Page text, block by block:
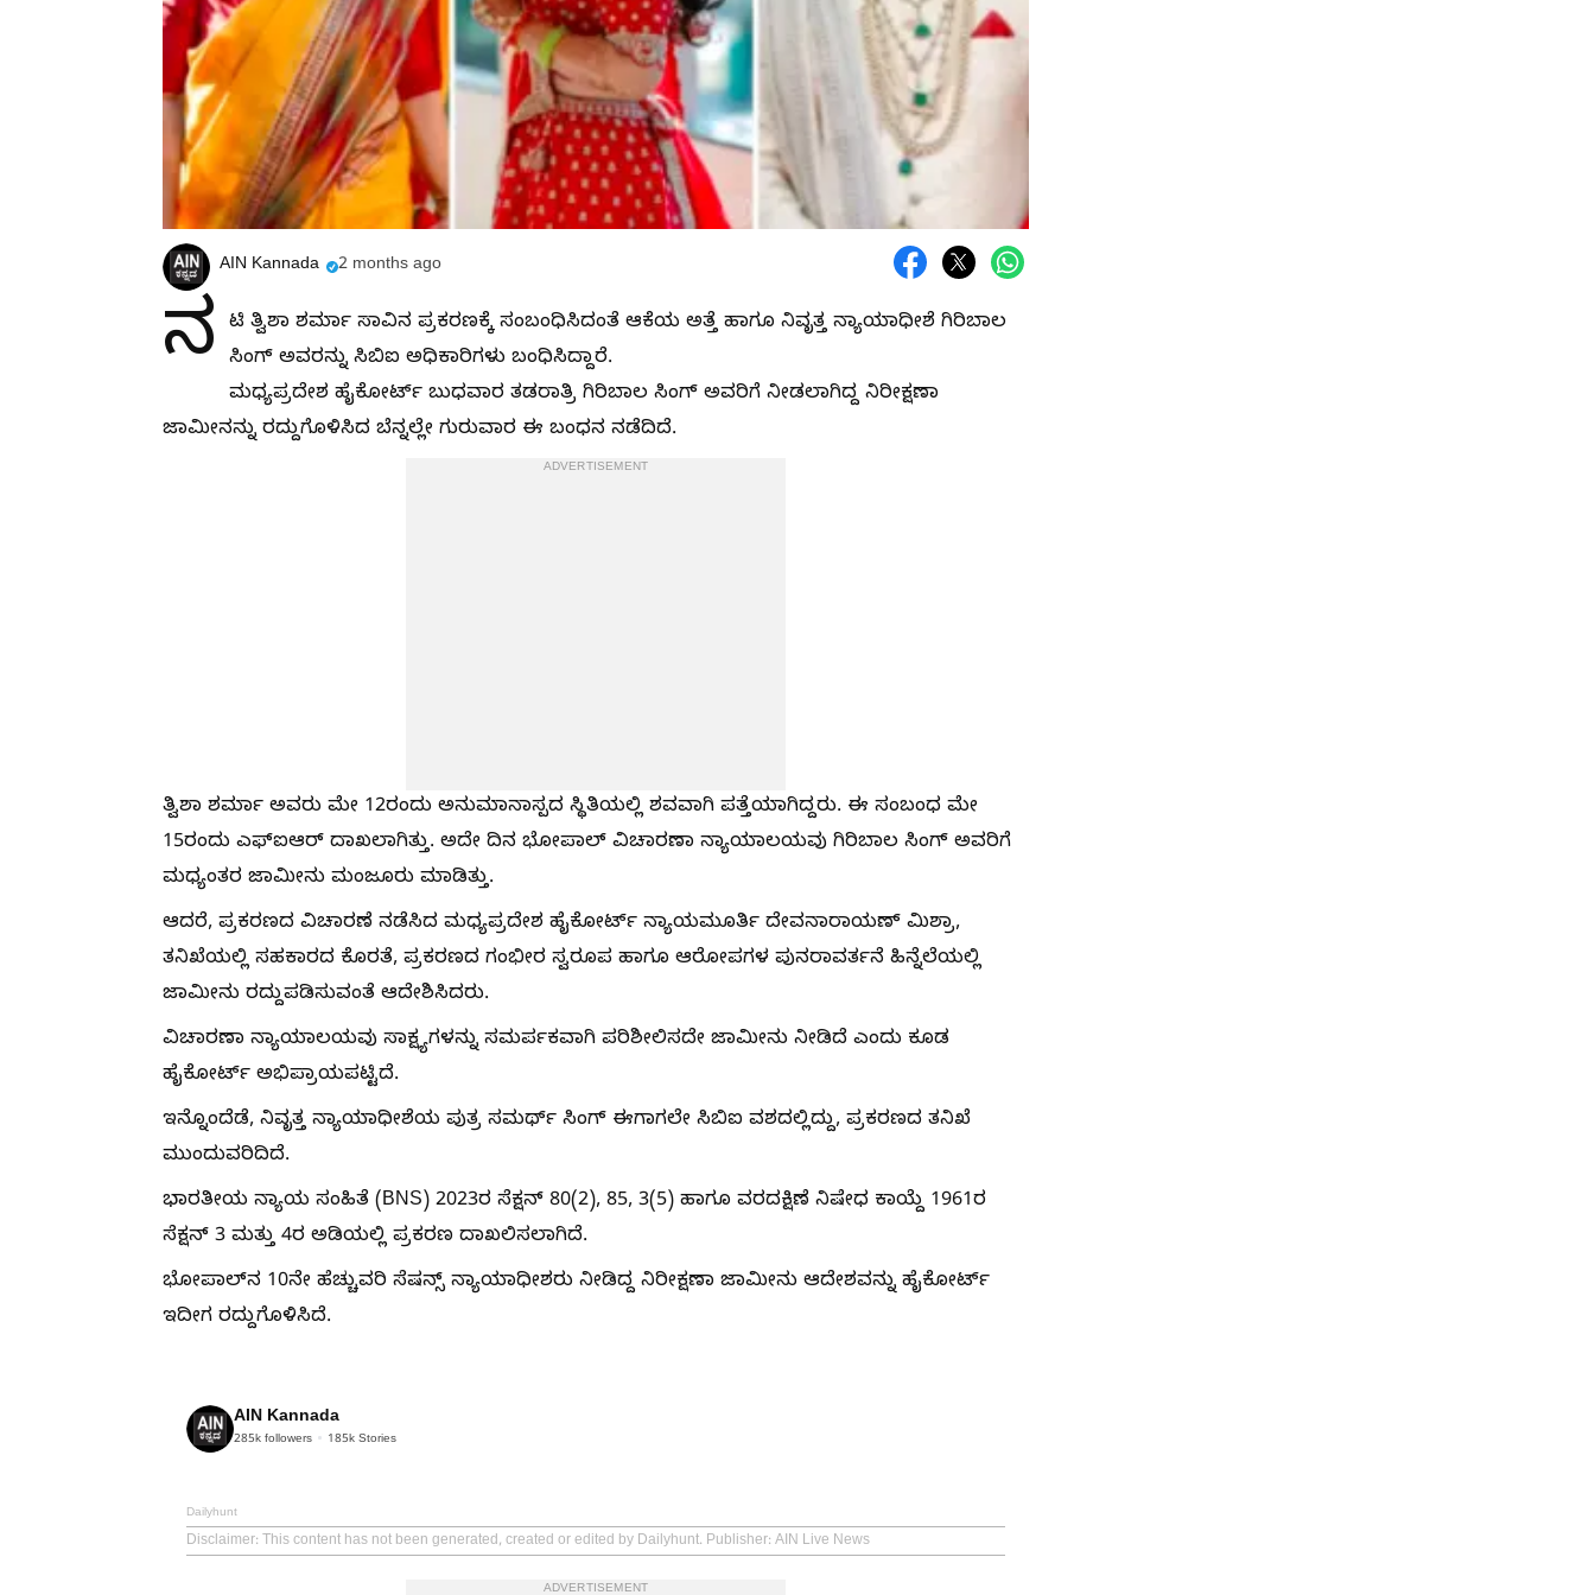
AIN Kannada 2 months ago
ನ ಟಿ ತ್ವಿಶಾ ಶರ್ಮಾ ಸಾವಿನ ಪ್ರಕರಣಕ್ಕೆ ಸಂಬಂಧಿಸಿದಂತೆ ಆಕೆಯ ಅತ್ತೆ ಹಾಗೂ ನಿವೃತ್ತ ನ್ಯಾಯಾಧೀಶೆ ಗಿರಿಬಾಲ
ಸಿಂಗ್ ಅವರನ್ನು ಸಿಬಿಐ ಅಧಿಕಾರಿಗಳು ಬಂಧಿಸಿದ್ದಾರೆ.
ಮಧ್ಯಪ್ರದೇಶ ಹೈಕೋರ್ಟ್ ಬುಧವಾರ ತಡರಾತ್ರಿ ಗಿರಿಬಾಲ ಸಿಂಗ್ ಅವರಿಗೆ ನೀಡಲಾಗಿದ್ದ ನಿರೀಕ್ಷಣಾ
ಜಾಮೀನನ್ನು ರದ್ದುಗೊಳಿಸಿದ ಬೆನ್ನಲ್ಲೇ ಗುರುವಾರ ಈ ಬಂಧನ ನಡೆದಿದೆ.
ADVERTISEMENT
ತ್ವಿಶಾ ಶರ್ಮಾ ಅವರು ಮೇ 12ರಂದು ಅನುಮಾನಾಸ್ಪದ ಸ್ಥಿತಿಯಲ್ಲಿ ಶವವಾಗಿ ಪತ್ತೆಯಾಗಿದ್ದರು. ಈ ಸಂಬಂಧ ಮೇ
15ರಂದು ಎಫ್‌ಐಆರ್ ದಾಖಲಾಗಿತ್ತು. ಅದೇ ದಿನ ಭೋಪಾಲ್ ವಿಚಾರಣಾ ನ್ಯಾಯಾಲಯವು ಗಿರಿಬಾಲ ಸಿಂಗ್ ಅವರಿಗೆ
ಮಧ್ಯಂತರ ಜಾಮೀನು ಮಂಜೂರು ಮಾಡಿತ್ತು.
ಆದರೆ, ಪ್ರಕರಣದ ವಿಚಾರಣೆ ನಡೆಸಿದ ಮಧ್ಯಪ್ರದೇಶ ಹೈಕೋರ್ಟ್ ನ್ಯಾಯಮೂರ್ತಿ ದೇವನಾರಾಯಣ್ ಮಿಶ್ರಾ,
ತನಿಖೆಯಲ್ಲಿ ಸಹಕಾರದ ಕೊರತೆ, ಪ್ರಕರಣದ ಗಂಭೀರ ಸ್ವರೂಪ ಹಾಗೂ ಆರೋಪಗಳ ಪುನರಾವರ್ತನೆ ಹಿನ್ನೆಲೆಯಲ್ಲಿ
ಜಾಮೀನು ರದ್ದುಪಡಿಸುವಂತೆ ಆದೇಶಿಸಿದರು.
ವಿಚಾರಣಾ ನ್ಯಾಯಾಲಯವು ಸಾಕ್ಷ್ಯಗಳನ್ನು ಸಮರ್ಪಕವಾಗಿ ಪರಿಶೀಲಿಸದೇ ಜಾಮೀನು ನೀಡಿದೆ ಎಂದು ಕೂಡ
ಹೈಕೋರ್ಟ್ ಅಭಿಪ್ರಾಯಪಟ್ಟಿದೆ.
ಇನ್ನೊಂದೆಡೆ, ನಿವೃತ್ತ ನ್ಯಾಯಾಧೀಶೆಯ ಪುತ್ರ ಸಮರ್ಥ್ ಸಿಂಗ್ ಈಗಾಗಲೇ ಸಿಬಿಐ ವಶದಲ್ಲಿದ್ದು, ಪ್ರಕರಣದ ತನಿಖೆ
ಮುಂದುವರಿದಿದೆ.
ಭಾರತೀಯ ನ್ಯಾಯ ಸಂಹಿತೆ (BNS) 2023ರ ಸೆಕ್ಷನ್ 80(2), 85, 3(5) ಹಾಗೂ ವರದಕ್ಷಿಣೆ ನಿಷೇಧ ಕಾಯ್ದೆ 1961ರ
ಸೆಕ್ಷನ್ 3 ಮತ್ತು 4ರ ಅಡಿಯಲ್ಲಿ ಪ್ರಕರಣ ದಾಖಲಿಸಲಾಗಿದೆ.
ಭೋಪಾಲ್‌ನ 10ನೇ ಹೆಚ್ಚುವರಿ ಸೆಷನ್ಸ್ ನ್ಯಾಯಾಧೀಶರು ನೀಡಿದ್ದ ನಿರೀಕ್ಷಣಾ ಜಾಮೀನು ಆದೇಶವನ್ನು ಹೈಕೋರ್ಟ್
ಇದೀಗ ರದ್ದುಗೊಳಿಸಿದೆ.
AIN Kannada
285k followers 185k Stories
Dailyhunt
Disclaimer: This content has not been generated, created or edited by Dailyhunt. Publisher: AIN Live News
ADVERTISEMENT